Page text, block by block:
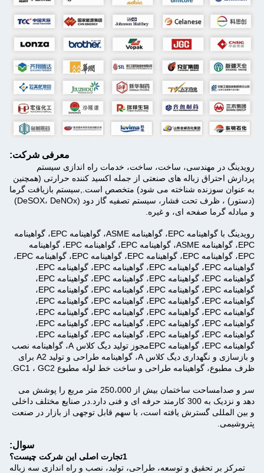
معرفی شرکت:
رویدینگ در مهندسی، ساخت، ساخت، خدمات راه اندازی سیستم
پردازش احتراق زباله های صنعتی از جمله اکسید کننده حرارتی (همچنین
به عنوان سوزنده شناخته می شود) متخصص است.,سیستم بازیافت گرما
(دستور) ، ظرف تحت فشار، سیستم تصفیه گاز دود (DeSOX، DeNOx)
و مبادله گرما صفحه ای، و غیره.
رویدینگ با گواهینامه EPC، گواهینامه ASME، گواهینامه EPC، گواهینامه
EPC، گواهینامه ASME، گواهینامه EPC، گواهینامه EPC، گواهینامه
EPC، گواهینامه EPC، گواهینامه EPC، گواهینامه EPC، گواهینامه EPC،
گواهینامه EPC، گواهینامه EPC، گواهینامه EPC، گواهینامه EPC،
گواهینامه EPC، گواهینامه EPC، گواهینامه EPC، گواهینامه EPC،
گواهینامه EPC، گواهینامه EPC، گواهینامه EPC، گواهینامه EPC،
گواهینامه EPC، گواهینامه EPC، گواهینامه EPC، گواهینامه EPC،
گواهینامه EPC، گواهینامه EPC، گواهینامه EPC، گواهینامه EPC،
گواهینامه EPC، گواهینامه EPC، گواهینامه EPC، گواهینامه EPC،
گواهینامه EPC، گواهینامه EPC، گواهینامه EPC، گواهینامه EPC،
گواهینامه EPC، گواهینامه EPCمجوز تولید دیگ کلاس A، گواهینامه نصب
و بازسازی و نگهداری دیگ کلاس A، گواهینامه طراحی و تولید A2 برای
ظرف مطبوع، گواهینامه طراحی و ساخت خط لوله مطبوع GC1 ، GC2.
سر و صدا
مساحت ساختمان بیش از 250،000 متر مربع را پوشش می
دهد و نزدیک به 300 کارمند حرفه ای و فنی دارد.در صنایع مختلف داخلی
و بین المللی گسترش یافته است، با سهم قابل توجهی از بازار در صنعت
پتروشیمی.
سوال:
1تجارت اصلی این شرکت چیست؟
تمرکز بر تحقیق و توسعه، طراحی، تولید، نصب و راه اندازی سه زباله